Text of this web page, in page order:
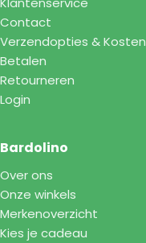
Contact
Verzendopties & Kosten
Betalen
Retourneren
Login
Bardolino
Over ons
Onze winkels
Merkenoverzicht
Kies je cadeau